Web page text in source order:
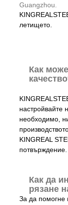
Guangzhou.
летището.
Как
необходимо,
KINGREAL
потвърждение.
Как да
рязане
За да помогне